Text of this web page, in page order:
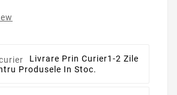
Livrare Prin Curier1-2 Zile
Produsele In Stoc.